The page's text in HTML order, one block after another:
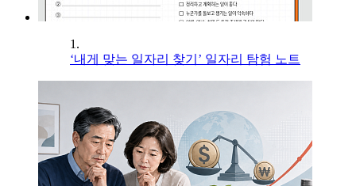
1.
‘내게 맞는 일자리 찾기’ 일자리 탐험 노트